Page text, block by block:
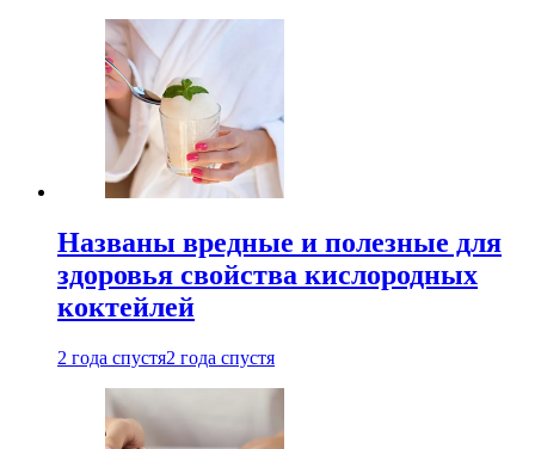
Названы вредные и полезные для
здоровья свойства кислородных
коктейлей
2 года спустя2 года спустя